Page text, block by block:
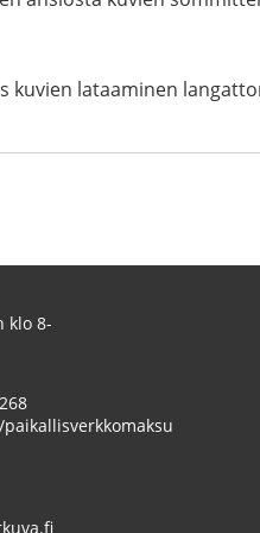
kuvien lataaminen
klo 8-